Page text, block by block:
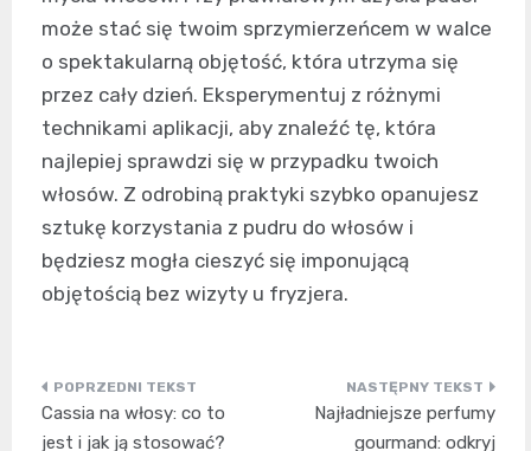
może stać się twoim sprzymierzeńcem w walce
o spektakularną objętość, która utrzyma się
przez cały dzień. Eksperymentuj z różnymi
technikami aplikacji, aby znaleźć tę, która
najlepiej sprawdzi się w przypadku twoich
włosów. Z odrobiną praktyki szybko opanujesz
sztukę korzystania z pudru do włosów i
będziesz mogła cieszyć się imponującą
objętością bez wizyty u fryzjera.
Nawigacja
wpisu
Cassia na włosy: co to
jest i jak ją stosować?
Najładniejsze perfumy
gourmand: odkryj